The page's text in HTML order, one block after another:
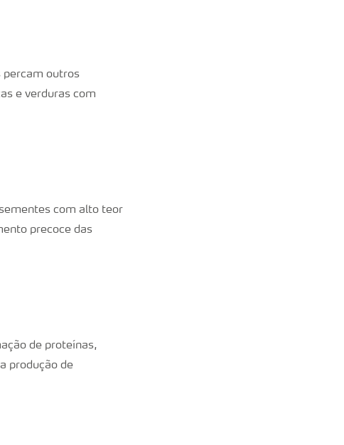
percam outros
e verduras com
com alto teor
precoce das
de proteínas,
produção de